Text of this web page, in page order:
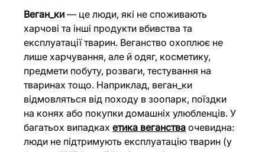
Веган_ки — це люди, які не споживають
харчові та інші продукти вбивства та
експлуатації тварин. Веганство охоплює не
лише харчування, але й одяг, косметику,
предмети побуту, розваги, тестування на
тваринах тощо. Наприклад, веган_ки
відмовляться від походу в зоопарк, поїздки
на конях або покупки домашніх улюбленців. У
багатьох випадках етика веганства очевидна:
люди не підтримують експлуатацію тварин (у